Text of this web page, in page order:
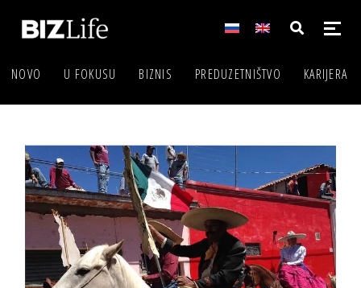
NOVO U FOKUSU BIZNIS PREDUZETNIŠTVO KARIJERA